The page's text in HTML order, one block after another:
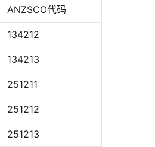
ANZSCO代码
134212
134213
251211
251212
251213